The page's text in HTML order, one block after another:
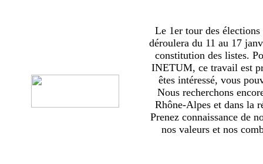
Le 1er tour des
déroulera du 11 au 17
constitution des listes.
INETUM, ce travail est
êtes intéressé, vous
Nous recherchons
Rhône-Alpes et dans la
Prenez connaissance de
nos valeurs et nos